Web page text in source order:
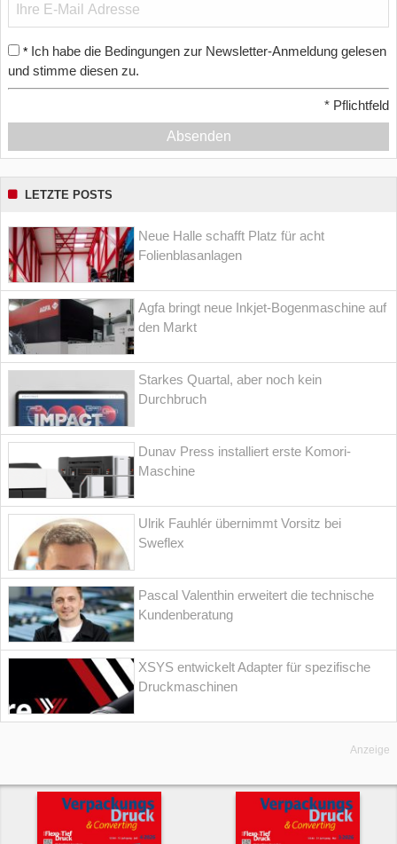
* Ich habe die Bedingungen zur Newsletter-Anmeldung gelesen
und stimme diesen zu.
* Pflichtfeld
Absenden
LETZTE POSTS
Neue Halle schafft Platz für acht
Folienblasanlagen
Agfa bringt neue Inkjet-Bogenmaschine auf
den Markt
Starkes Quartal, aber noch kein
Durchbruch
Dunav Press installiert erste Komori-
Maschine
Ulrik Fauhlér übernimmt Vorsitz bei
Sweflex
Pascal Valenthin erweitert die technische
Kundenberatung
XSYS entwickelt Adapter für spezifische
Druckmaschinen
Anzeige